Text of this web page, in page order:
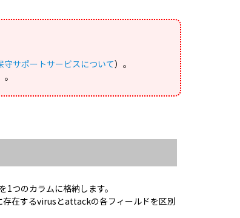
守サポートサービスについて）。
。
つのカラムに格納します。
在するvirusとattackの各フィールドを区別